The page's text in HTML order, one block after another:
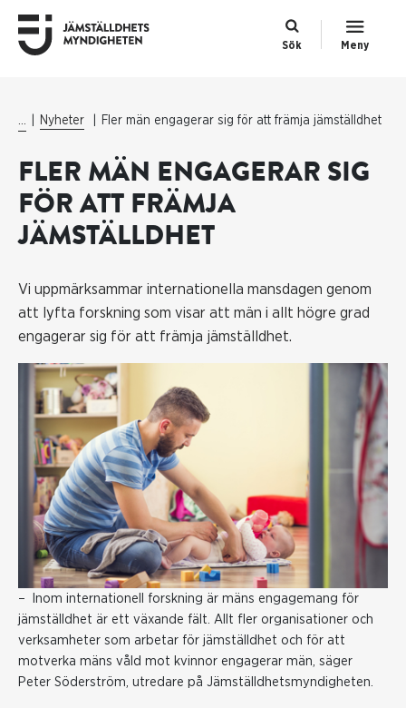
Sök Meny
... Nyheter Fler män engagerar sig för att främja jämställdhet
FLER MÄN ENGAGERAR SIG
FÖR ATT FRÄMJA
JÄMSTÄLLDHET
Vi uppmärksammar internationella mansdagen genom
att lyfta forskning som visar att män i allt högre grad
engagerar sig för att främja jämställdhet.
– Inom internationell forskning är mäns engagemang för
jämställdhet är ett växande fält. Allt fler organisationer och
verksamheter som arbetar för jämställdhet och för att
motverka mäns våld mot kvinnor engagerar män, säger
Peter Söderström, utredare på Jämställdhetsmyndigheten.